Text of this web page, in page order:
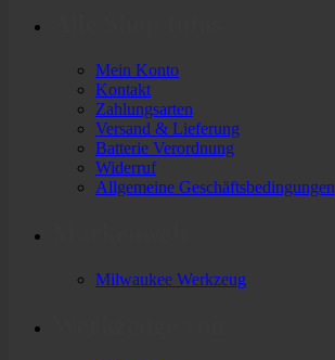
Mein Konto
Kontakt
Zahlungsarten
Versand & Lieferung
Batterie Verordnung
Widerruf
Allgemeine Geschäftsbedingungen
Milwaukee Werkzeug